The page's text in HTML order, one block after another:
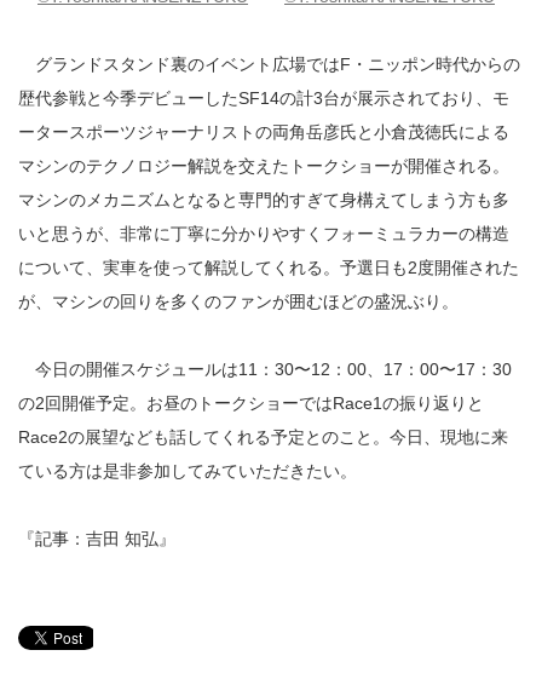
グランドスタンド裏のイベント広場ではF・ニッポン時代からの
歴代参戦と今季デビューしたSF14の計3台が展示されており、モ
ータースポーツジャーナリストの両角岳彦氏と小倉茂徳氏による
マシンのテクノロジー解説を交えたトークショーが開催される。
マシンのメカニズムとなると専門的すぎて身構えてしまう方も多
いと思うが、非常に丁寧に分かりやすくフォーミュラカーの構造
について、実車を使って解説してくれる。予選日も2度開催された
が、マシンの回りを多くのファンが囲むほどの盛況ぶり。
今日の開催スケジュールは11：30〜12：00、17：00〜17：30
の2回開催予定。お昼のトークショーではRace1の振り返りと
Race2の展望なども話してくれる予定とのこと。今日、現地に来
ている方は是非参加してみていただきたい。
『記事：吉田 知弘』